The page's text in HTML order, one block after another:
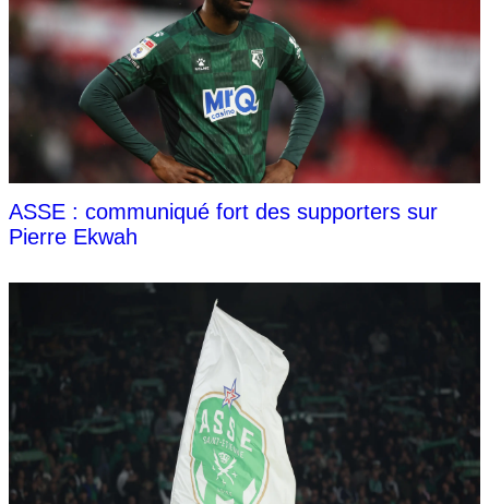
ASSE : communiqué fort des supporters sur
Pierre Ekwah